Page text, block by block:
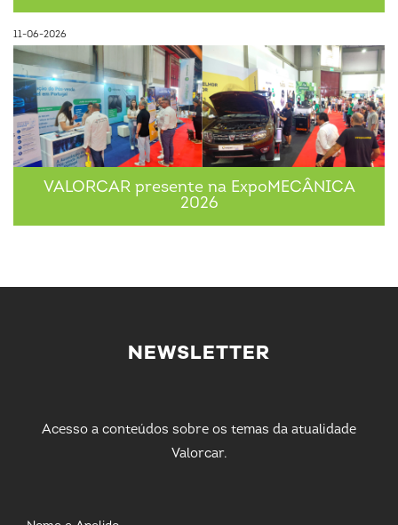
11-06-2026
VALORCAR presente na ExpoMECÂNICA
2026
NEWSLETTER
Acesso a conteúdos sobre os temas da atualidade
Valorcar.